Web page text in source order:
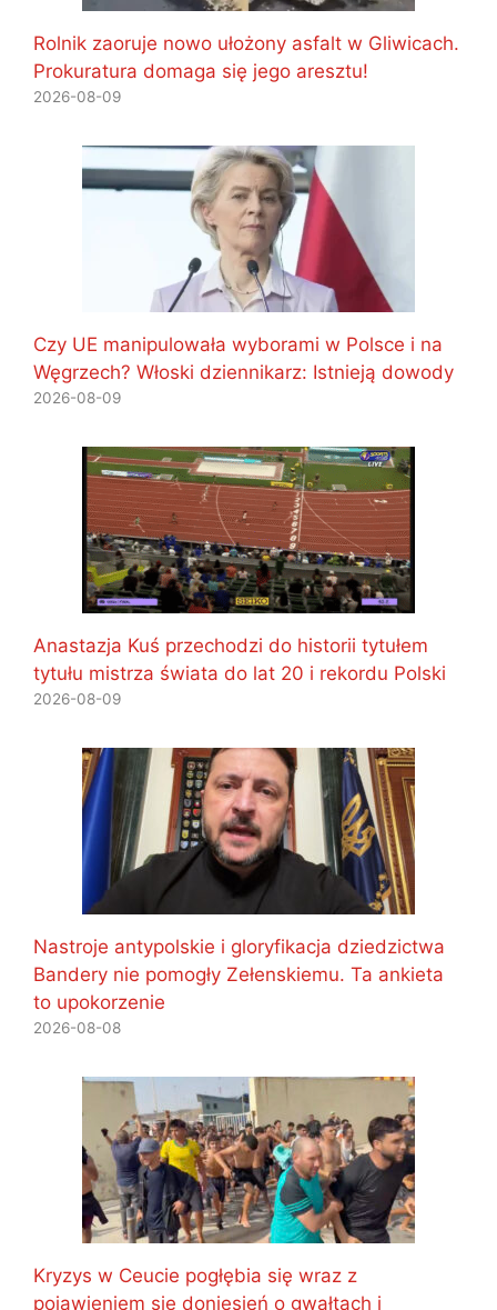
Rolnik zaoruje nowo ułożony asfalt w Gliwicach.
Prokuratura domaga się jego aresztu!
2026-08-09
Czy UE manipulowała wyborami w Polsce i na
Węgrzech? Włoski dziennikarz: Istnieją dowody
2026-08-09
Anastazja Kuś przechodzi do historii tytułem
tytułu mistrza świata do lat 20 i rekordu Polski
2026-08-09
Nastroje antypolskie i gloryfikacja dziedzictwa
Bandery nie pomogły Zełenskiemu. Ta ankieta
to upokorzenie
2026-08-08
Kryzys w Ceucie pogłębia się wraz z
pojawieniem się doniesień o gwałtach i